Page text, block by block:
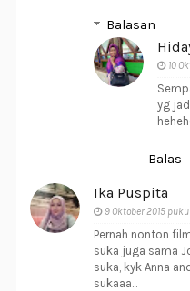
Balasan
10
yg
Balas
Ika Puspita
9 Oktober 2015
Pernah nonton
suka juga sama
suka, kyk Anna
sukaaa...